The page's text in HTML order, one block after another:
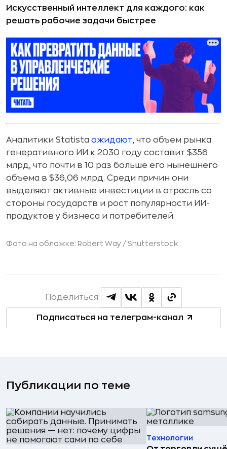
Искусственный интеллект для каждого: как
решать рабочие задачи быстрее
Аналитики Statista ожидают, что объем рынка
генеративного ИИ к 2030 году составит $356
млрд, что почти в 10 раз больше его нынешнего
объема в $36,06 млрд. Среди причин они
выделяют активные инвестиции в отрасль со
стороны государств и рост популярности ИИ-
продуктов у бизнеса и потребителей.
Фото на обложке: Robert Way / Shutterstock
Подписаться на телеграм-канал
Поделиться:
Публикации по теме
Технологии